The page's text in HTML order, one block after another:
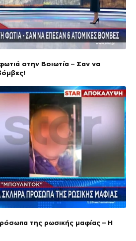
στην Βοιωτία – Σαν να
της ρωσικής μαφίας – Η